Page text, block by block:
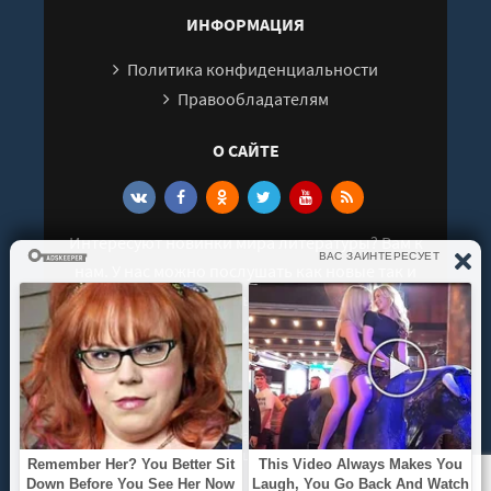
kjara-sem-prjakh-kniga-2-23-kjara-sem-prjakh-kniga-
kjara-sem-prjakh-kniga-2-24-kjara-sem-prjakh-kniga-
kjara-sem-prjakh-kniga-2-25-kjara-sem-prjakh-kniga-
kjara-sem-prjakh-kniga-2-26-kjara-sem-prjakh-kniga-
kjara-sem-prjakh-kniga-2-27-kjara-sem-prjakh-kniga-
kjara-sem-prjakh-kniga-2-28-kjara-sem-prjakh-kniga-
kjara-sem-prjakh-kniga-2-29-kjara-sem-prjakh-kniga-
ИНФОРМАЦИЯ
Политика конфиденциальности
Правообладателям
О САЙТЕ
Интересуют новинки мира литературы? Вам к
старые аудиокниги. Выбрать и поделиться с
друзьями лучшими аудиокнигами!
© 2021 - 2026 kniga-audio.net. Все права
защищены.